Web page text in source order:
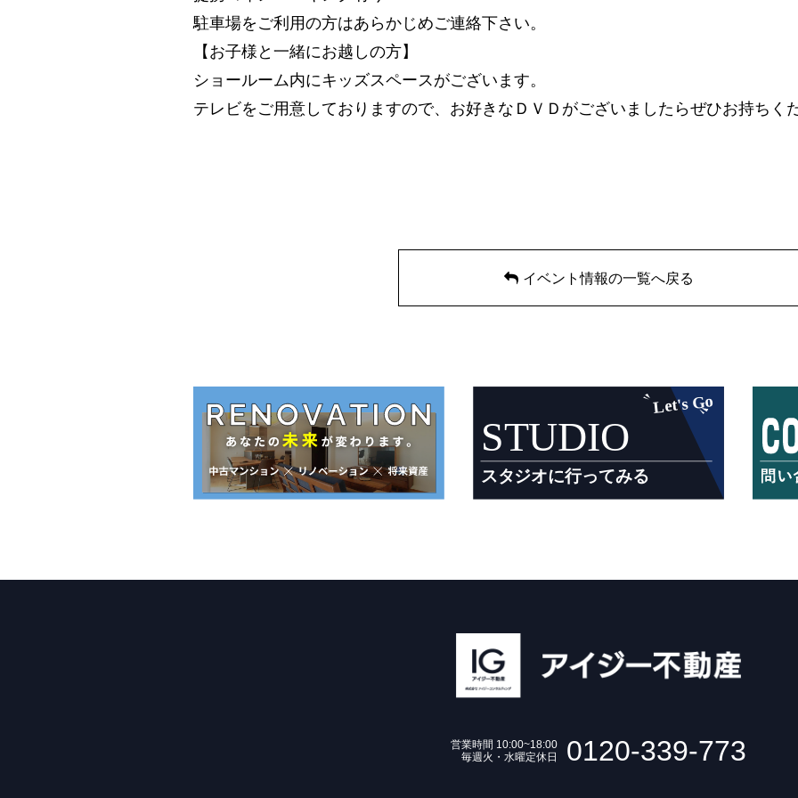
駐車場をご利用の方はあらかじめご連絡下さい。
【お子様と一緒にお越しの方】
ショールーム内にキッズスペースがございます。
テレビをご用意しておりますので、お好きなＤＶＤがございましたらぜひお持ちく
イベント情報の一覧へ戻る
営業時間 10:00~18:00
毎週火・水曜定休日
0120-339-773